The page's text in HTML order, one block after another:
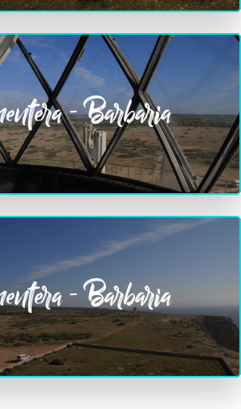
- Barbaria
- Barbaria